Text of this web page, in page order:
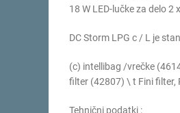
18 W LED-lučke za delo
DC Storm LPG c / L je
(c) intellibag /vrečke
filter (42807) \ t Fini filter,
Tehnični podatki :